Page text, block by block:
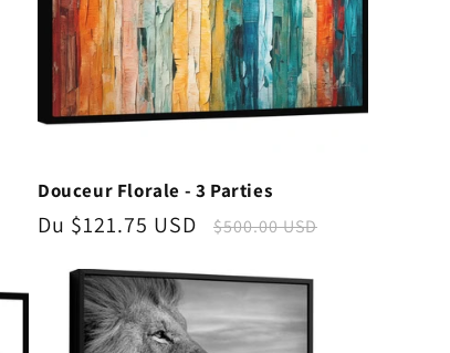
Douceur Florale - 3 Parties
Prix
Du $121.75 USD
Prix
$500.00 USD